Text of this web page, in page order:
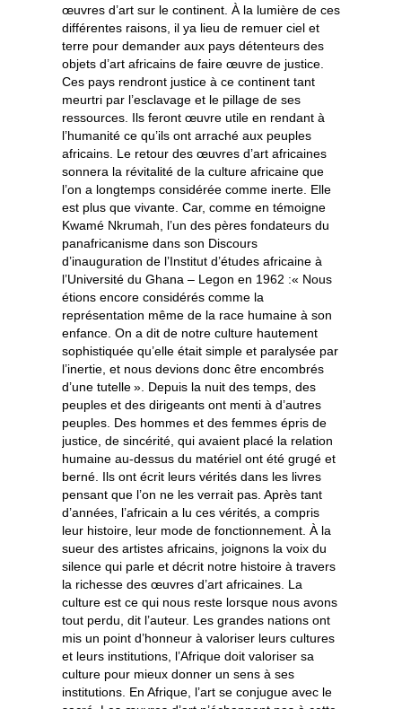
œuvres d’art sur le continent. À la lumière de ces
différentes raisons, il ya lieu de remuer ciel et
terre pour demander aux pays détenteurs des
objets d’art africains de faire œuvre de justice.
Ces pays rendront justice à ce continent tant
meurtri par l’esclavage et le pillage de ses
ressources. Ils feront œuvre utile en rendant à
l’humanité ce qu’ils ont arraché aux peuples
africains. Le retour des œuvres d’art africaines
sonnera la révitalité de la culture africaine que
l’on a longtemps considérée comme inerte. Elle
est plus que vivante. Car, comme en témoigne
Kwamé Nkrumah, l’un des pères fondateurs du
panafricanisme dans son Discours
d’inauguration de l’Institut d’études africaine à
l’Université du Ghana – Legon en 1962 :« Nous
étions encore considérés comme la
représentation même de la race humaine à son
enfance. On a dit de notre culture hautement
sophistiquée qu’elle était simple et paralysée par
l’inertie, et nous devions donc être encombrés
d’une tutelle ». Depuis la nuit des temps, des
peuples et des dirigeants ont menti à d’autres
peuples. Des hommes et des femmes épris de
justice, de sincérité, qui avaient placé la relation
humaine au-dessus du matériel ont été grugé et
berné. Ils ont écrit leurs vérités dans les livres
pensant que l’on ne les verrait pas. Après tant
d’années, l’africain a lu ces vérités, a compris
leur histoire, leur mode de fonctionnement. À la
sueur des artistes africains, joignons la voix du
silence qui parle et décrit notre histoire à travers
la richesse des œuvres d’art africaines. La
culture est ce qui nous reste lorsque nous avons
tout perdu, dit l’auteur. Les grandes nations ont
mis un point d’honneur à valoriser leurs cultures
et leurs institutions, l’Afrique doit valoriser sa
culture pour mieux donner un sens à ses
institutions. En Afrique, l’art se conjugue avec le